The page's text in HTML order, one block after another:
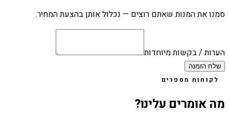
סמנו את המנות שאתם רוצים — נכלול אותן בהצעת המחיר.
הערות / בקשות מיוחדות
שלח הזמנה
לקוחות מספרים
מה אומרים עלינו?